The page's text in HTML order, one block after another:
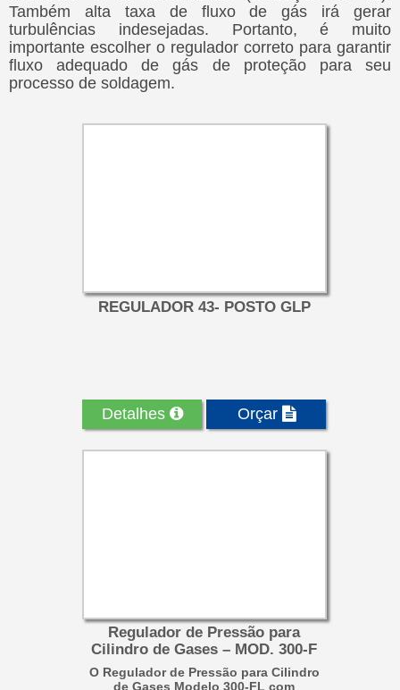
Também alta taxa de fluxo de gás irá gerar
turbulências indesejadas. Portanto, é muito
importante escolher o regulador correto para garantir
fluxo adequado de gás de proteção para seu
processo de soldagem.
REGULADOR 43- POSTO GLP
Detalhes Orçar
Regulador de Pressão para
Cilindro de Gases – MOD. 300-F
O Regulador de Pressão para Cilindro
de Gases Modelo 300-FL com